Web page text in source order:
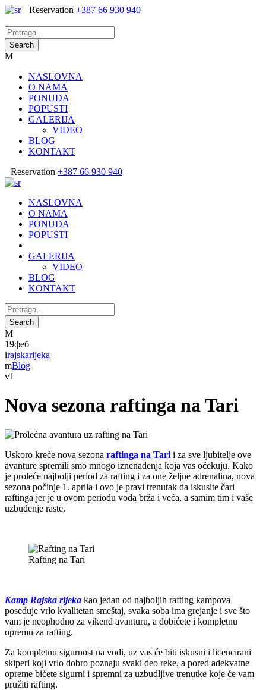
Reservation +387 66 930 940
NASLOVNA
O NAMA
PONUDA
POPUSTI
GALERIJA
VIDEO
BLOG
KONTAKT
Reservation +387 66 930 940
NASLOVNA
O NAMA
PONUDA
POPUSTI
GALERIJA
VIDEO
BLOG
KONTAKT
19феб
rajskarijeka
Blog
1
Nova sezona raftinga na Tari
Uskoro kreće nova sezona raftinga na Tari i za sve ljubitelje ove
avanture spremili smo mnogo iznenađenja koja vas očekuju. Kako
je proleće najbolji period za rafting i za one željne adrenalina, nova
sezona počinje 1. aprila i ovo je pravi trenutak da iskusite čari
raftinga jer je u ovom periodu voda brža i veća, a samim tim i vaše
uzbuđenje raste.
Rafting na Tari
Kamp Rajska rijeka kao jedan od najboljih rafting kampova
poseduje vrlo kvalitetan smeštaj, svaka soba ima grejanje i sve što
vam je neophodno za vikend avanturu, a dobićete i kompletnu
opremu za rafting.
Za kompletnu sigurnost na vodi, uz vas će biti iskusni i licencirani
skiperi koji vrlo dobro poznaju svaki deo reke, a pored adekvatne
opreme bićete sigurni i spremni za uzbudljive trenutke koje će vam
pružiti rafting.